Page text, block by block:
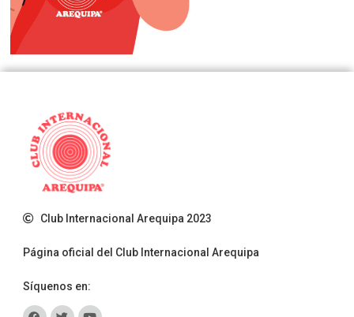
Club Internacional Arequipa 2023
Página oficial del Club Internacional Arequipa
Síquenos en: